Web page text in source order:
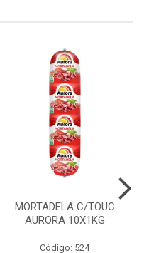
MORTADELA C/TOUC
AURORA 10X1KG
Código: 524